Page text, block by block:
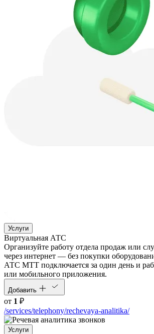
Услуги
Виртуальная АТС
Организуйте работу отдела продаж или
через интернет — без покупки
АТС МТТ подключается за один день и
или мобильного приложения.
Добавить
от 1 ₽
/services/telephony/rechevaya-analitika/
Услуги